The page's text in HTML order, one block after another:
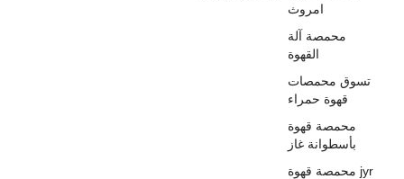
امروث
محمصة آلة
القهوة
تسوق محمصات
قهوة حمراء
محمصة قهوة
بأسطوانة غاز
محمصة قهوة jyr